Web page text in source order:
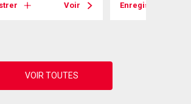
Voir Enregistrer